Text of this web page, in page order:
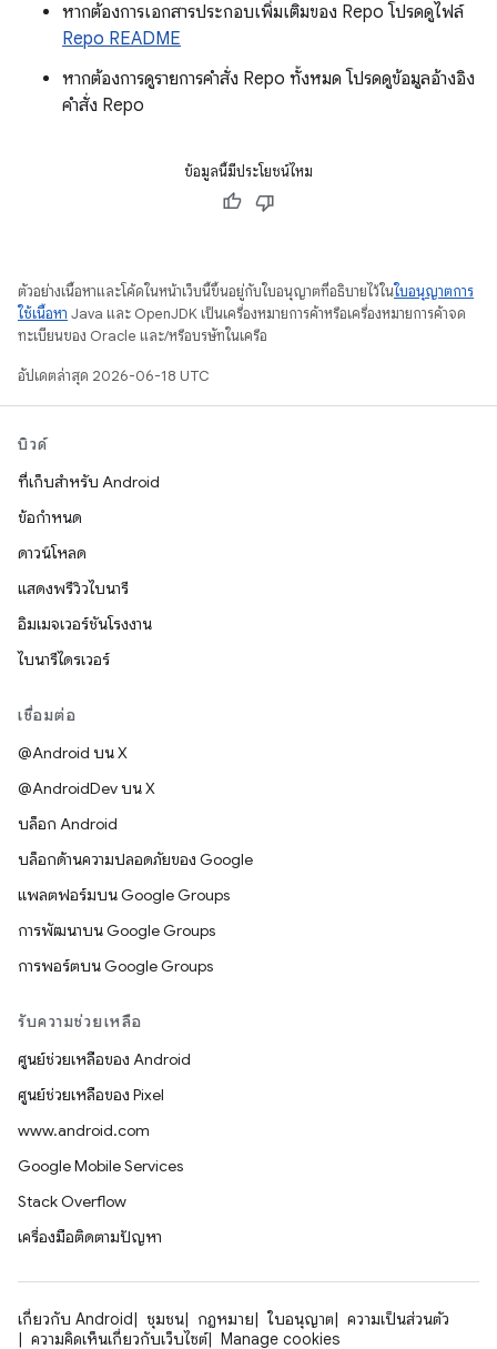
หากต้องการเอกสารประกอบเพิ่มเติมของ Repo โปรดดูไฟล์
Repo README
หากต้องการดูรายการคำสั่ง Repo ทั้งหมด โปรดดูข้อมูลอ้างอิง
คำสั่ง Repo
ข้อมูลนี้มีประโยชน์ไหม
ตัวอย่างเนื้อหาและโค้ดในหน้าเว็บนี้ขึ้นอยู่กับใบอนุญาตที่อธิบายไว้ในใบอนุญาตการ
ใช้เนื้อหา Java และ OpenJDK เป็นเครื่องหมายการค้าหรือเครื่องหมายการค้าจด
ทะเบียนของ Oracle และ/หรือบริษัทในเครือ
อัปเดตล่าสุด 2026-06-18 UTC
บิวด์
ที่เก็บสำหรับ Android
ข้อกำหนด
ดาวน์โหลด
แสดงพรีวิวไบนารี
อิมเมจเวอร์ชันโรงงาน
ไบนารีไดรเวอร์
เชื่อมต่อ
@Android บน X
@AndroidDev บน X
บล็อก Android
บล็อกด้านความปลอดภัยของ Google
แพลตฟอร์มบน Google Groups
การพัฒนาบน Google Groups
การพอร์ตบน Google Groups
รับความช่วยเหลือ
ศูนย์ช่วยเหลือของ Android
ศูนย์ช่วยเหลือของ Pixel
www.android.com
Google Mobile Services
Stack Overflow
เครื่องมือติดตามปัญหา
เกี่ยวกับ Android ชุมชน กฎหมาย ใบอนุญาต
ความเป็นส่วนตัว
ความคิดเห็นเกี่ยวกับเว็บไซต์
Manage cookies